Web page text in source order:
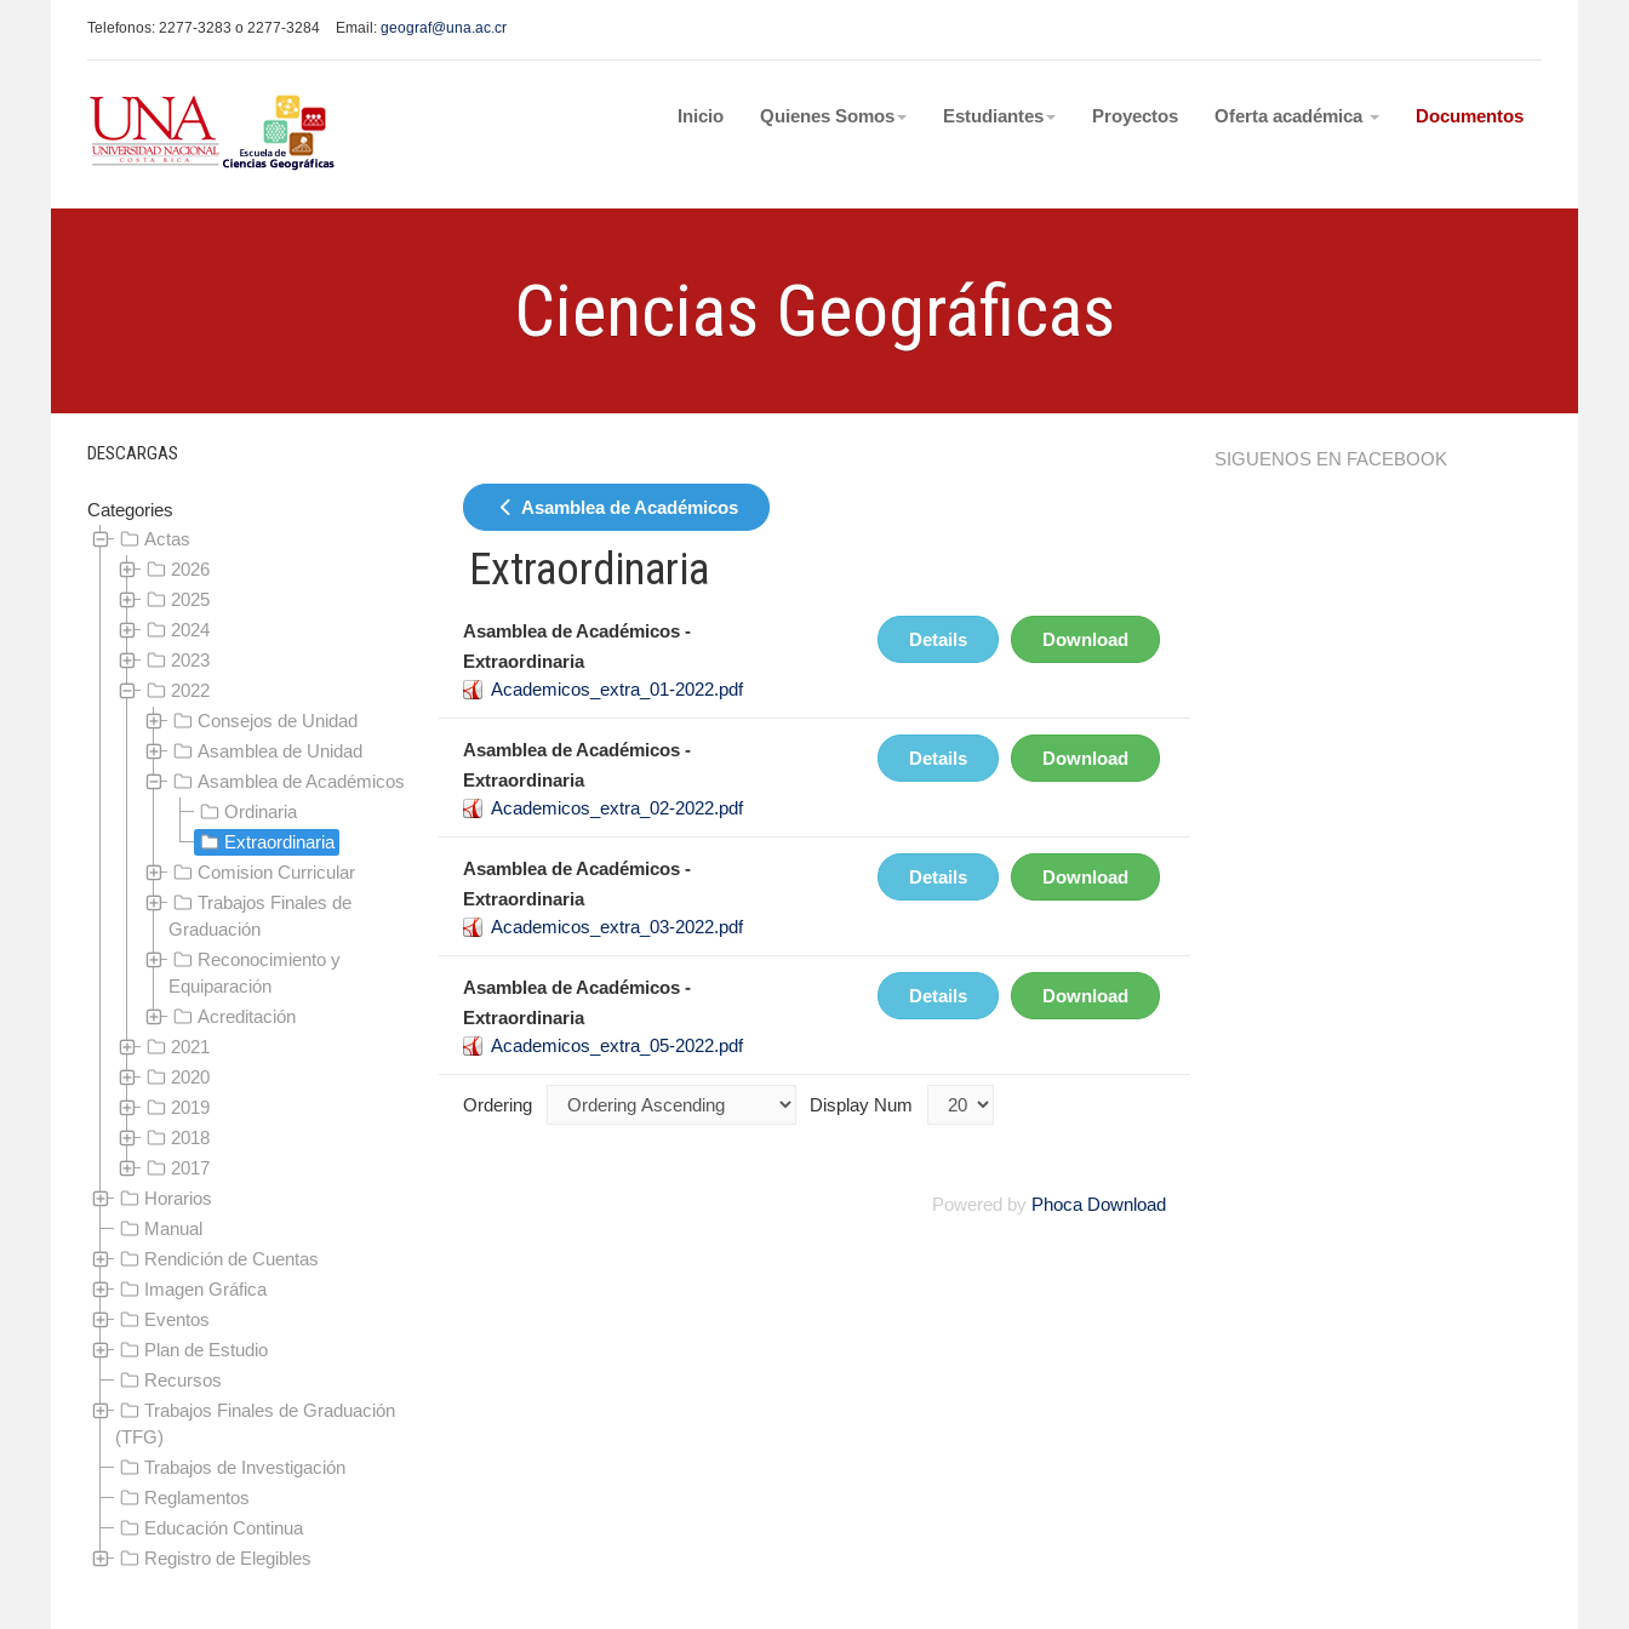
Telefonos: 2277-3283 o 2277-3284 Email: geograf@una.ac.cr
Inicio Quienes Somos Estudiantes Proyectos Oferta académica Documentos
Ciencias Geográficas
Asamblea de Académicos
Extraordinaria
Asamblea de Académicos -
Extraordinaria
Academicos_extra_01-2022.pdf
Download
Details
Asamblea de Académicos -
Extraordinaria
Academicos_extra_02-2022.pdf
Download
Details
Asamblea de Académicos -
Extraordinaria
Academicos_extra_03-2022.pdf
Download
Details
Asamblea de Académicos -
Extraordinaria
Academicos_extra_05-2022.pdf
Download
Details
Ordering Display Num
Powered by Phoca Download
DESCARGAS
Categories
Actas
2026
2025
2024
2023
2022
Consejos de Unidad
Asamblea de Unidad
Asamblea de Académicos
Ordinaria
Extraordinaria
Comision Curricular
Trabajos Finales de
Graduación
Reconocimiento y
Equiparación
Acreditación
2021
2020
2019
2018
2017
Horarios
Manual
Rendición de Cuentas
Imagen Gráfica
Eventos
Plan de Estudio
Recursos
Trabajos Finales de Graduación
(TFG)
Trabajos de Investigación
Reglamentos
Educación Continua
Registro de Elegibles
SIGUENOS EN FACEBOOK